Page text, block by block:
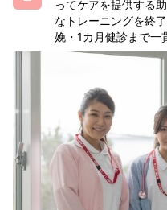
ってケアを提供する
なトレーニングを終
娩・1カ月健診まで一